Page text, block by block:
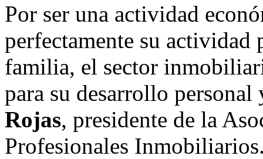
Por ser una actividad
perfectamente su actividad
familia, el sector
para su desarrollo
Rojas, presidente de la
Profesionales